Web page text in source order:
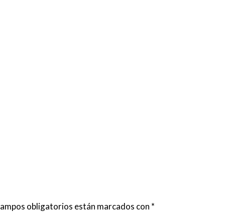
obligatorios están marcados con *